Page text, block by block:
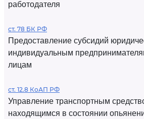
работодателя
ст. 78 БК РФ
Предоставление субсидий
индивидуальным
лицам
ст. 12.8 КоАП РФ
Управление транспортным
находящимся в состоянии